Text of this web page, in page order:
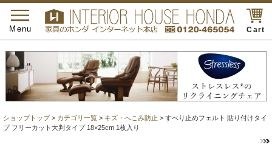
Cart
toggle
navigation
Menu
ショップトップ> カテゴリ一覧 > キズ・へこみ防止 > すべり止めフェルト 貼り付けタイ
プ フリーカット大判タイプ 18×25cm 1枚入り